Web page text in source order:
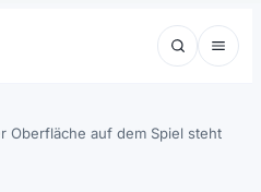
Oberfläche auf dem Spiel steht